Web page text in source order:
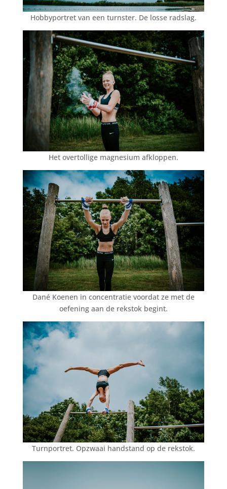
Hobbyportret van een turnster. De losse radslag.
Het overtollige magnesium afkloppen.
Dané Koenen in concentratie voordat ze met de
oefening aan de rekstok begint.
Turnportret. Opzwaai handstand op de rekstok.